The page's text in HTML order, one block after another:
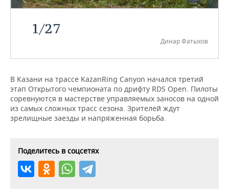
НЕФТЕХИМИЯ
НЕФТЬ
ТЕЛЕКОММУНИКАЦИИ
БИЗНЕС-БРАНЧИ
ONLINE-КОНФЕРЕНЦИИ
ФУТБОЛ
ХОККЕЙ
ВОЛЕЙБОЛ
НОВОСТИ ОБЩЕСТВА
ВЛАСТЬ
ИСТОРИЯ
ФОТОГАЛЕРЕЯ
СЮЖЕТЫ
СПИСОК ПЕРСОН
ПОЛНАЯ ВЕРСИЯ
1/27
Динар Фатыхов
В Казани на трассе KazanRing Canyon начался третий
этап Открытого чемпионата по дрифту RDS Open. Пилоты
соревнуются в мастерстве управляемых заносов на одной
из самых сложных трасс сезона. Зрителей ждут
зрелищные заезды и напряженная борьба.
Поделитесь в соцсетях